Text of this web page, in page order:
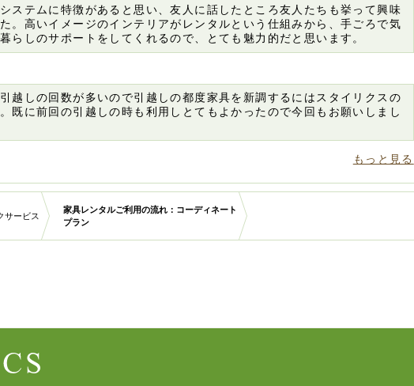
ステムに特徴があると思い、友人に話したところ友人たちも挙って興味
。高いイメージのインテリアがレンタルという仕組みから、手ごろで気
らしのサポートをしてくれるので、とても魅力的だと思います。
越しの回数が多いので引越しの都度家具を新調するにはスタイリクスの
既に前回の引越しの時も利用しとてもよかったので今回もお願いしまし
もっと見る
サービス
家具レンタルご利用の流れ：コーディネート
プラン